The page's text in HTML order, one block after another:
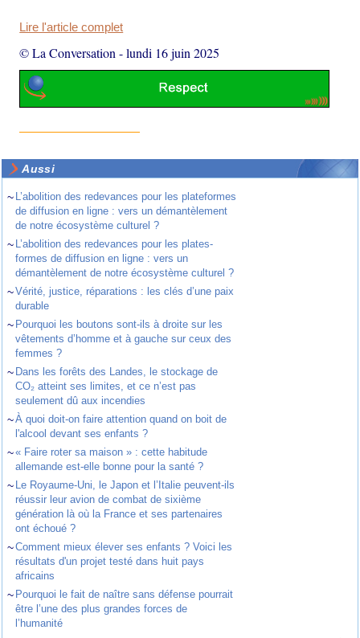
Lire l'article complet
© La Conversation -lundi 16 juin 2025
Aussi
~ L’abolition des redevances pour les plateformes
de diffusion en ligne : vers un démantèlement
de notre écosystème culturel ?
~ L’abolition des redevances pour les plates-
formes de diffusion en ligne : vers un
démantèlement de notre écosystème culturel ?
~Vérité, justice, réparations : les clés d’une paix
durable
~ Pourquoi les boutons sont-ils à droite sur les
vêtements d’homme et à gauche sur ceux des
femmes ?
~ Dans les forêts des Landes, le stockage de
CO₂ atteint ses limites, et ce n’est pas
seulement dû aux incendies
~À quoi doit-on faire attention quand on boit de
l'alcool devant ses enfants ?
~« Faire roter sa maison » : cette habitude
allemande est-elle bonne pour la santé ?
~ Le Royaume-Uni, le Japon et l’Italie peuvent-ils
réussir leur avion de combat de sixième
génération là où la France et ses partenaires
ont échoué ?
~Comment mieux élever ses enfants ? Voici les
résultats d'un projet testé dans huit pays
africains
~ Pourquoi le fait de naître sans défense pourrait
être l’une des plus grandes forces de
l’humanité